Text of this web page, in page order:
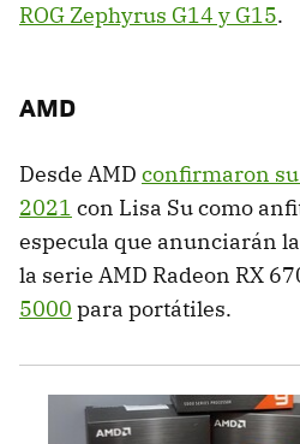
ROG Zephyrus G14 y G15.
AMD
Desde AMD confirmaron
2021 con Lisa Su como
especula que anunciarán
la serie AMD Radeon RX
5000 para portátiles.